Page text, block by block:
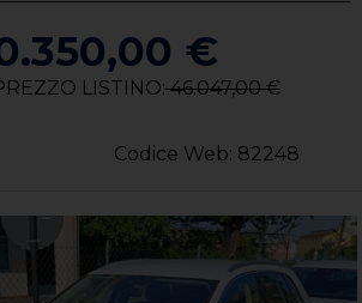
Codice Web: 82248
€
LISTINO:46.047,00 €